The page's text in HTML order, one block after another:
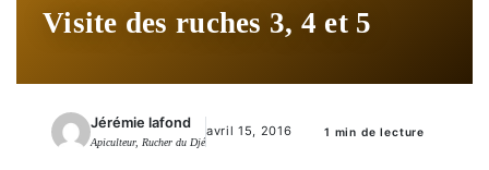
Visite des ruches 3, 4 et 5
Jérémie lafond
Apiculteur, Rucher du Djé
avril 15, 2016 1 min de lecture